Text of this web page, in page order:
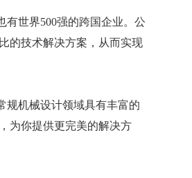
世界500强的跨国企业。公
的技术解决方案，从而实现
机械设计领域具有丰富的
为你提供更完美的解决方